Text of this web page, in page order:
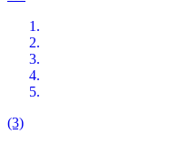
(3)